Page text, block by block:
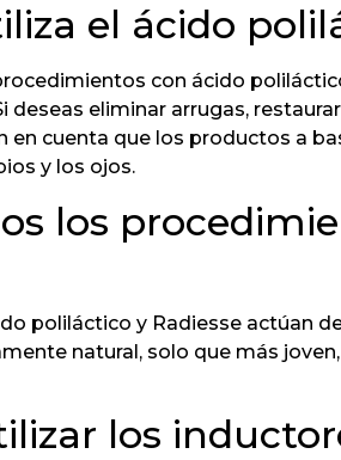
el ácido
con ácido
deseas eliminar arrugas,
en cuenta que los productos a
y los ojos.
los
poliláctico y Radiesse actúan
natural, solo que más
los